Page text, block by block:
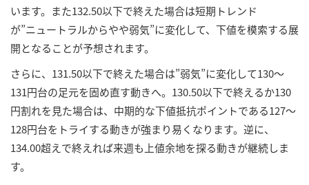
います。また132.50以下で終えた場合は短期トレンド
が”ニュートラルからやや弱気”に変化して、下値を模索する展
開となることが予想されます。
さらに、131.50以下で終えた場合は”弱気”に変化して130～
131円台の足元を固め直す動きへ。130.50以下で終えるか130
円割れを見た場合は、中期的な下値抵抗ポイントである127～
128円台をトライする動きが強まり易くなります。逆に、
134.00超えで終えれば来週も上値余地を探る動きが継続しま
す。